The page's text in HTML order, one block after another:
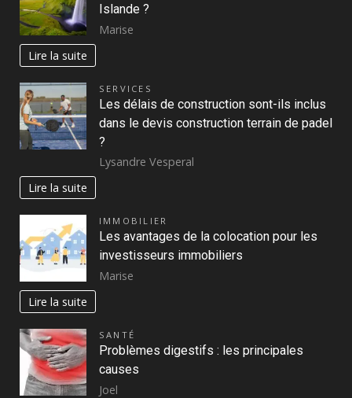
Islande ?
Marise
Lire la suite
SERVICES
Les délais de construction sont-ils inclus
dans le devis construction terrain de padel
?
Lysandre Vesperal
Lire la suite
IMMOBILIER
Les avantages de la colocation pour les
investisseurs immobiliers
Marise
Lire la suite
SANTÉ
Problèmes digestifs : les principales
causes
Joel